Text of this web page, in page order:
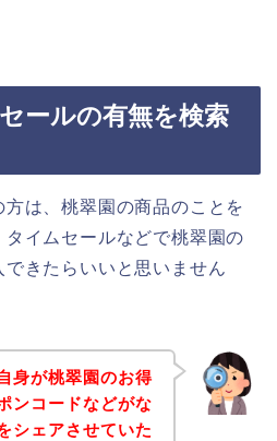
ールの有無を検索
は、桃翠園の商品のことを
イムセールなどで桃翠園の
きたらいいと思いません
身が桃翠園のお得
ンコードなどがな
シェアさせていた